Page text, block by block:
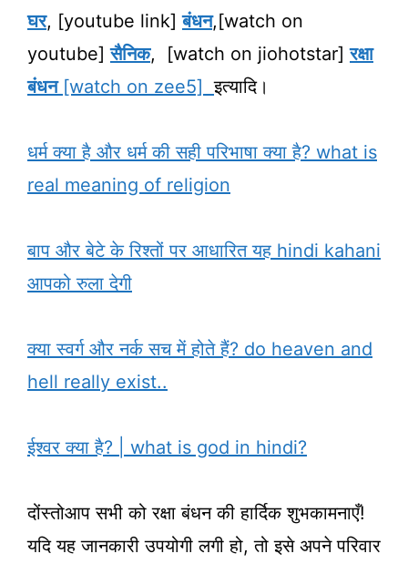
घर, [youtube link]बंधन,[watch on
youtube]सैनिक, [watch on jiohotstar]रक्षा
बंधन[watch on zee5]इत्यादि।
धर्म क्या है और धर्म की सही परिभाषा क्या है? what is
real meaning of religion
बाप और बेटे के रिश्तों पर आधारित यह hindi kahani
आपको रुला देगी
क्या स्वर्ग और नर्क सच में होते हैं? do heaven and
hell really exist..
ईश्वर क्या है? | what is god in hindi?
दोंस्तोआप सभी को रक्षा बंधन की हार्दिक शुभकामनाएँ!
यदि यह जानकारी उपयोगी लगी हो, तो इसे अपने परिवार